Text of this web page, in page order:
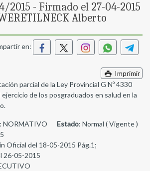
2015 - Firmado el 27-04-2015
Alberto
en:
Imprimir
parcial de la Ley Provincial G Nº 4330
de los posgraduados en salud en la
: NORMATIVO Estado: Normal ( Vigente )
Oficial del 18-05-2015 Pág.1;
26-05-2015